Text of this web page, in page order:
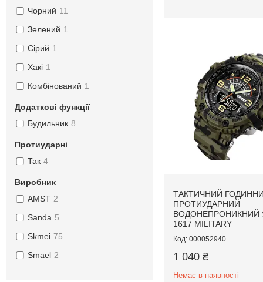
ТАКТИЧНИЙ
ПРОТИУДАРНИЙ
ВОДОНЕПРОНИКНИЙ
1617 MILITARY
000052940
1 040 ₴
Немає в наявності
Чорний 11
Зелений 1
Сірий 1
Хакі 1
Комбінований 1
Додаткові функції
Будильник 8
Протиударні
Так 4
Виробник
AMST 2
Sanda 5
Skmei 75
Smael 2